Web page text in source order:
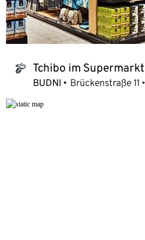
tchibo_logo Tchibo im Supermarkt
BUDNI Brückenstraße 11